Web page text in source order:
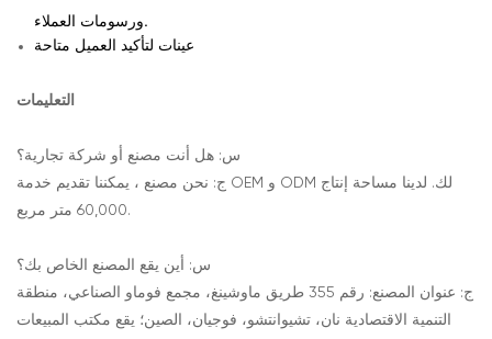
عينات لتأكيد العميل متاحة
التعليمات
س: هل أنت مصنع أو شركة تجارية؟
ج: نحن مصنع ، يمكننا تقديم خدمة OEM و ODM لك. لدينا مساحة إنتاج
60,000 متر مربع.
س: أين يقع المصنع الخاص بك؟
ج: عنوان المصنع: رقم 355 طريق ماوشينغ، مجمع فوماو الصناعي، منطقة
التنمية الاقتصادية نان، تشيوانتشو، فوجيان، الصين؛ يقع مكتب المبيعات